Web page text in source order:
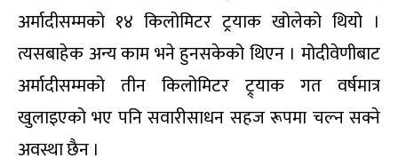
अर्मादीसम्मको १४ किलोमिटर ट्रयाक खोलेको थियो ।
त्यसबाहेक अन्य काम भने हुनसकेको थिएन । मोदीवेणीबाट
अर्मादीसम्मको तीन किलोमिटर ट्र्याक गत वर्षमात्र
खुलाइएको भए पनि सवारीसाधन सहज रूपमा चल्न सक्ने
अवस्था छैन ।